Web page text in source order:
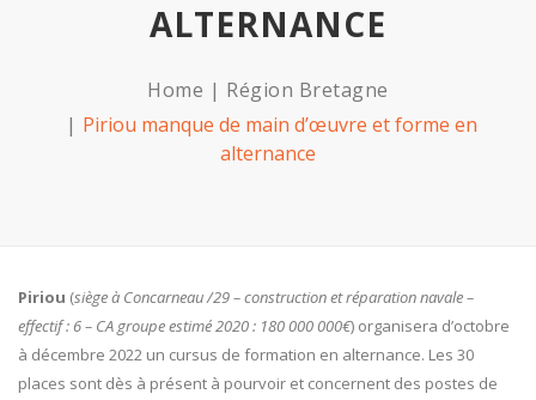
ALTERNANCE
Home
Région Bretagne
Piriou manque de main d’œuvre et forme en
alternance
Piriou (siège à Concarneau /29 – construction et réparation navale –
effectif : 6 – CA groupe estimé 2020 : 180 000 000€) organisera d’octobre
à décembre 2022 un cursus de formation en alternance. Les 30
places sont dès à présent à pourvoir et concernent des postes de